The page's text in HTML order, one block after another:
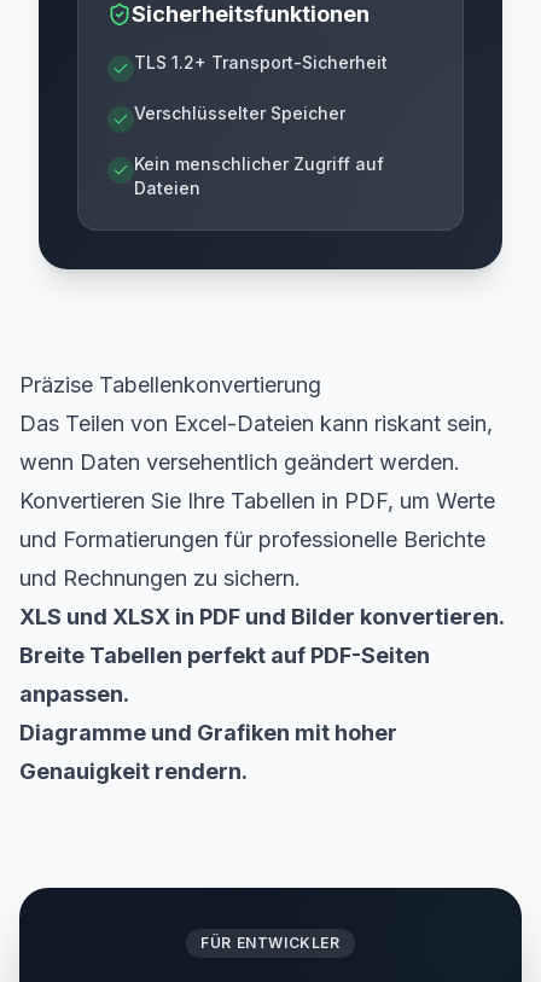
Sicherheitsfunktionen
TLS 1.2+ Transport-Sicherheit
Verschlüsselter Speicher
Kein menschlicher Zugriff auf
Dateien
Präzise Tabellenkonvertierung
Das Teilen von Excel-Dateien kann riskant sein,
wenn Daten versehentlich geändert werden.
Konvertieren Sie Ihre Tabellen in PDF, um Werte
und Formatierungen für professionelle Berichte
und Rechnungen zu sichern.
XLS und XLSX in PDF und Bilder konvertieren.
Breite Tabellen perfekt auf PDF-Seiten
anpassen.
Diagramme und Grafiken mit hoher
Genauigkeit rendern.
FÜR ENTWICKLER